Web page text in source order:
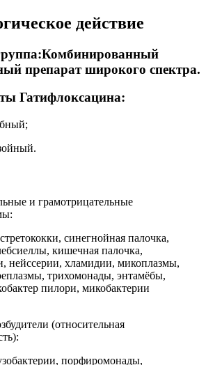
действие
препарат широкого спектра.
Гатифлоксацина:
и грамотрицательные
синегнойная палочка,
кишечная палочка,
нейссерии, хламидии, микоплазмы,
трихомонады, энтамёбы,
пилори, микобактерии
(относительная
порфиромонады,